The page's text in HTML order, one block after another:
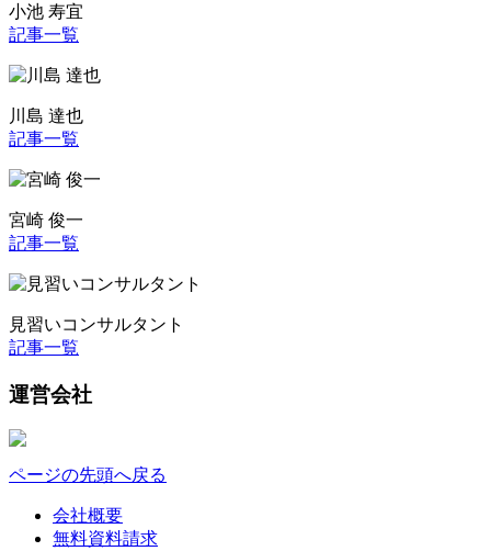
小池 寿宜
記事一覧
川島 達也
記事一覧
宮崎 俊一
記事一覧
見習いコンサルタント
記事一覧
運営会社
ページの先頭へ戻る
会社概要
無料資料請求